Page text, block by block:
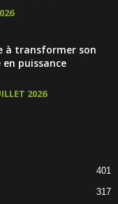
à transformer son
puissance
2026
401
317